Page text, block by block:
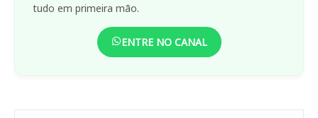
tudo em primeira mão.
ENTRE NO CANAL